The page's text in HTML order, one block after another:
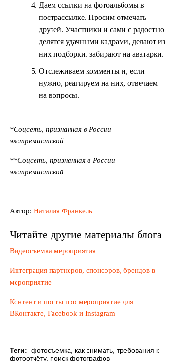
Даем ссылки на фотоальбомы в
пострассылке. Просим отмечать
друзей. Участники и сами с радостью
делятся удачными кадрами, делают из
них подборки, забирают на аватарки.
Отслеживаем комменты и, если
нужно, реагируем на них, отвечаем
на вопросы.
*Соцсеть, признанная в России
экстремистской
**Соцсеть, признанная в России
экстремистской
Автор: Наталия Франкель
Читайте другие материалы блога
Видеосъемка мероприятия
Интеграция партнеров, спонсоров, брендов в
мероприятие
Контент и посты про мероприятие для
ВКонтакте, Facebook и Instagram
Теги: фотосъемка как снимать требования к
фотоотчёту, поиск фотографов